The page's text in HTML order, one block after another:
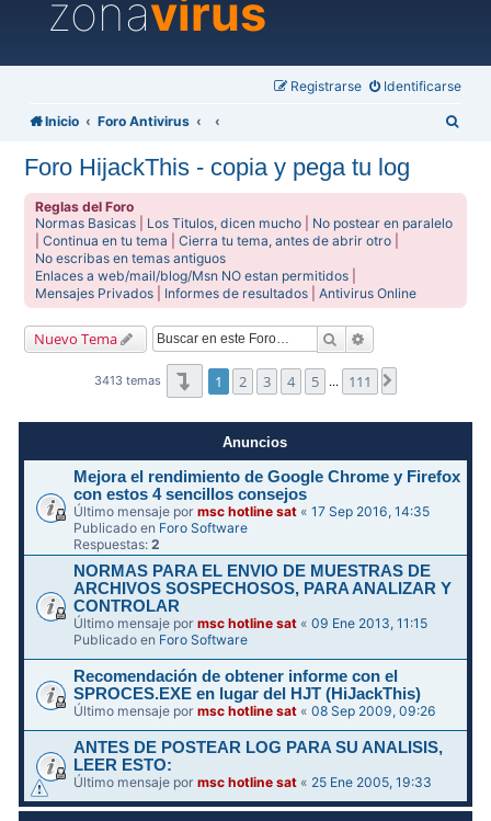
zonavirus
Identificarse
Registrarse
Inicio Foro Antivirus
Foro HijackThis - copia y pega tu log
Reglas del Foro
Normas Basicas
Los Titulos, dicen mucho
No postear en paralelo
|Continua en tu tema |Cierra tu tema, antes de abrir otro
No escribas en temas antiguos
Enlaces a web/mail/blog/Msn NO estan permitidos
Mensajes Privados
Informes de resultados |Antivirus Online
Nuevo Tema Buscar
3413 temas Página1de111
1 2 3 4 5 … 111
Anuncios
Mejora el rendimiento de Google Chrome y Firefox
con estos 4 sencillos consejos
Último mensaje pormsc hotline sat «17 Sep 2016, 14:35
Publicado en Foro Software
Respuestas:2
NORMAS PARA EL ENVIO DE MUESTRAS DE
ARCHIVOS SOSPECHOSOS, PARA ANALIZAR Y
CONTROLAR
Último mensaje pormsc hotline sat «09 Ene 2013, 11:15
Publicado en Foro Software
Recomendación de obtener informe con el
SPROCES.EXE en lugar del HJT (HiJackThis)
Último mensaje pormsc hotline sat «08 Sep 2009, 09:26
ANTES DE POSTEAR LOG PARA SU ANALISIS,
LEER ESTO:
Último mensaje pormsc hotline sat « 25 Ene 2005, 19:33